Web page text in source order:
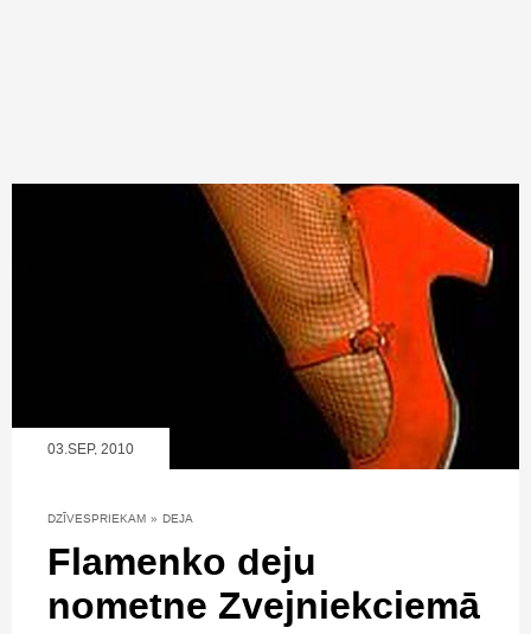
03.SEP, 2010
DZĪVESPRIEKAM » DEJA
Flamenko deju
nometne Zvejniekciemā